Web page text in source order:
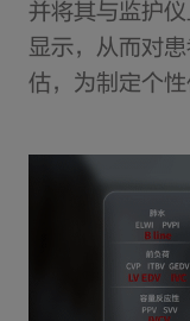
并将其与监护
显示，从而对
估，为制定个性